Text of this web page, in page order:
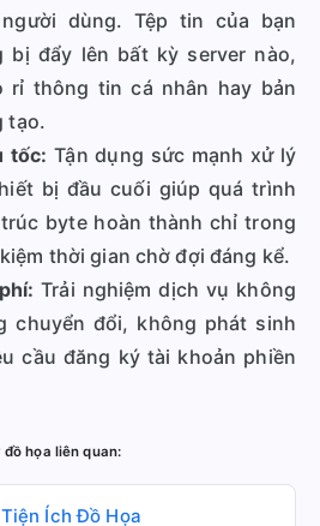
dùng. Tệp tin của bạn
bị đẩy lên bất kỳ server nào,
rỉ thông tin cá nhân hay bản
tạo.
tốc: Tận dụng sức mạnh xử lý
bị đầu cuối giúp quá trình
byte hoàn thành chỉ trong
thời gian chờ đợi đáng kể.
Trải nghiệm dịch vụ không
chuyển đổi, không phát sinh
cầu đăng ký tài khoản phiền
họa liên quan:
Ích Đồ Họa